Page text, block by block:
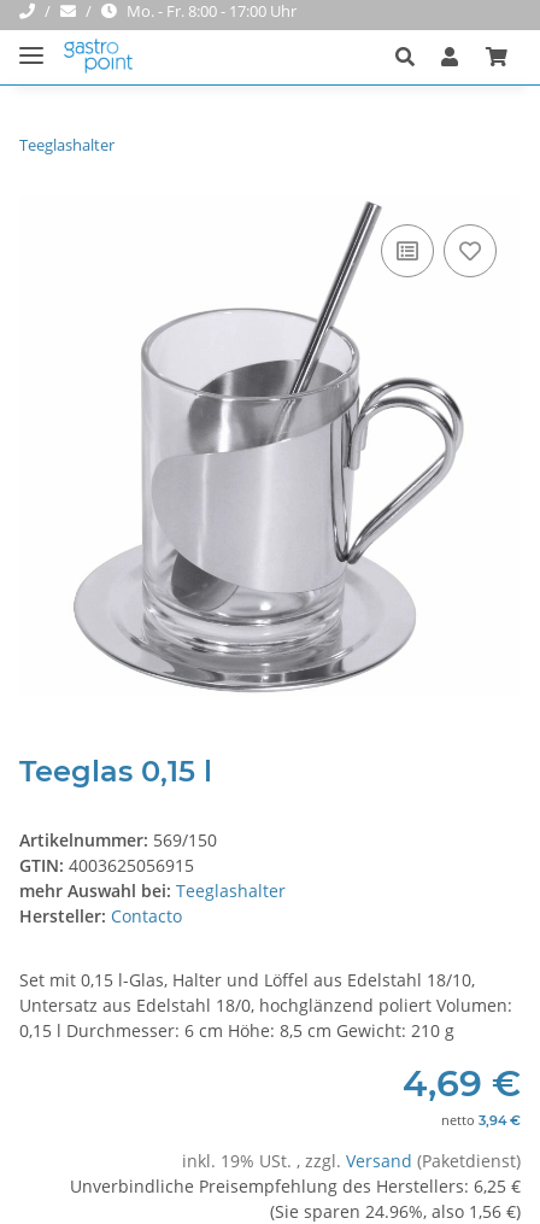
Mo. - Fr. 8:00 - 17:00 Uhr
Teeglashalter
Teeglas 0,15 l
Artikelnummer: 569/150
GTIN: 4003625056915
mehr Auswahl bei: Teeglashalter
Hersteller: Contacto
Set mit 0,15 l-Glas, Halter und Löffel aus Edelstahl 18/10,
Untersatz aus Edelstahl 18/0, hochglänzend poliert Volumen:
0,15 l Durchmesser: 6 cm Höhe: 8,5 cm Gewicht: 210 g
4,69 €
netto 3,94 €
inkl. 19% USt. , zzgl. Versand (Paketdienst)
Unverbindliche Preisempfehlung des Herstellers: 6,25 €
(Sie sparen 24.96%, also 1,56 €)